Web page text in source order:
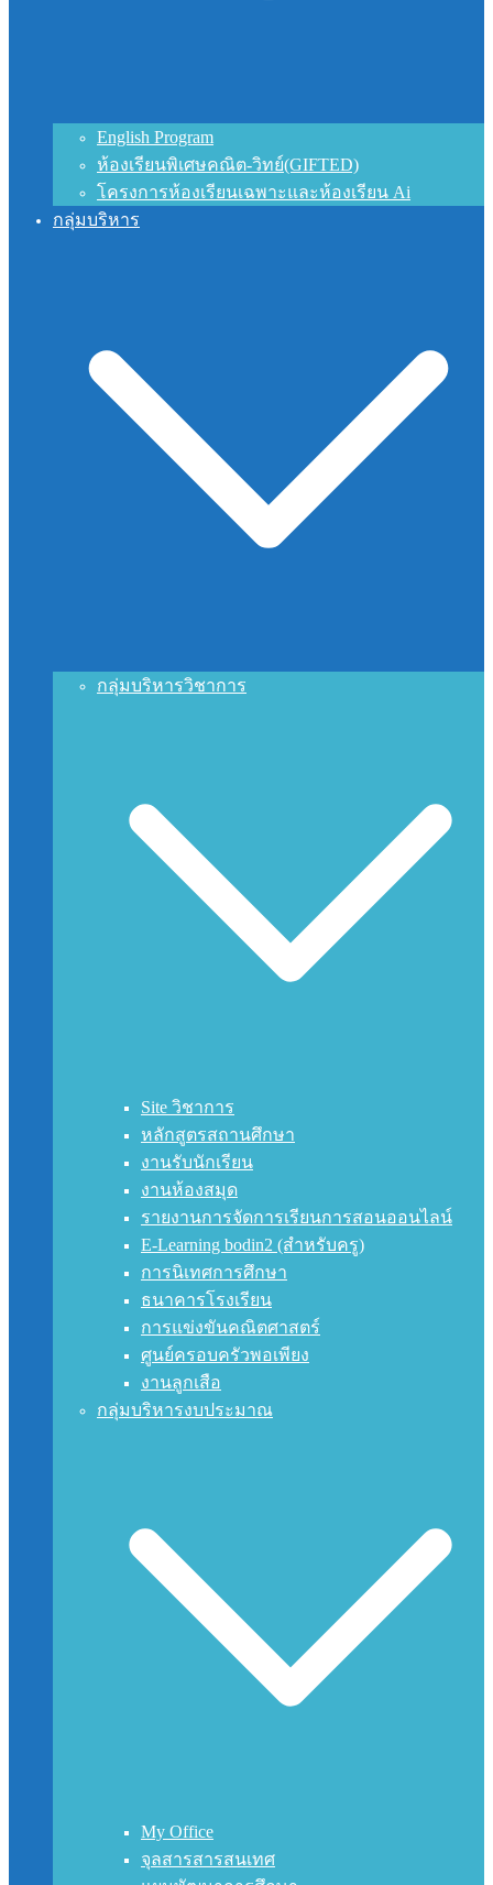
English Program
ห้องเรียนพิเศษคณิต-วิทย์(GIFTED)
โครงการห้องเรียนเฉพาะและห้องเรียน Ai
กลุ่มบริหาร
กลุ่มบริหารวิชาการ
Site วิชาการ
หลักสูตรสถานศึกษา
งานรับนักเรียน
งานห้องสมุด
รายงานการจัดการเรียนการสอนออนไลน์
E-Learning bodin2 (สำหรับครู)
การนิเทศการศึกษา
ธนาคารโรงเรียน
การแข่งขันคณิตศาสตร์
ศูนย์ครอบครัวพอเพียง
งานลูกเสือ
กลุ่มบริหารงบประมาณ
My Office
จุลสารสารสนเทศ